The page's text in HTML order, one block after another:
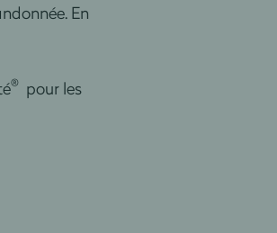
En
®pour les